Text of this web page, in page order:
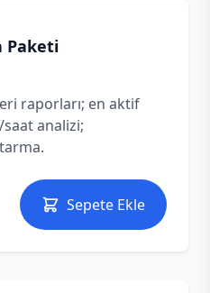
Paketi
raporları; en aktif
analizi;
Sepete Ekle